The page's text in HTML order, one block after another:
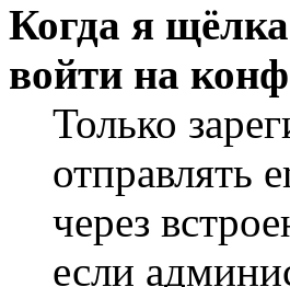
Когда я
войти на
Только
отправлять
через
если